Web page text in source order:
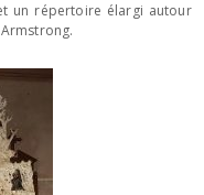
un répertoire élargi autour